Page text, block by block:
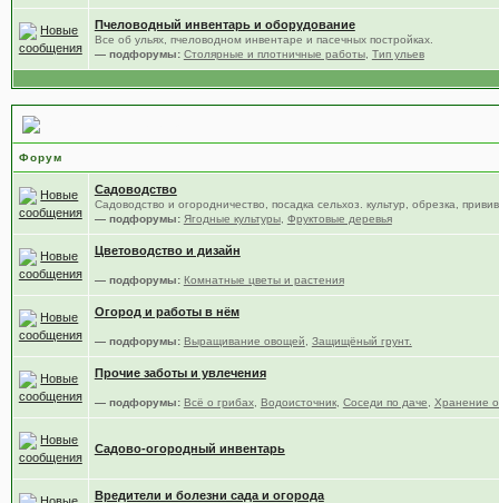
Пчеловодный инвентарь и оборудование
Все об ульях, пчеловодном инвентаре и пасечных постройках.
— подфорумы: Столярные и плотничные работы, Тип ульев
Форум
Садоводство
Садоводство и огородничество, посадка сельхоз. культур, обрезка,
— подфорумы: Ягодные культуры, Фруктовые деревья
Цветоводство и дизайн
— подфорумы: Комнатные цветы и растения
Огород и работы в нём
— подфорумы: Выращивание овощей Защищёный грунт.
Прочие заботы и увлечения
— подфорумы: Всё о грибах, Водоисточник, Соседи по даче Хранение
Садово-огородный инвентарь
Вредители и болезни сада и огорода